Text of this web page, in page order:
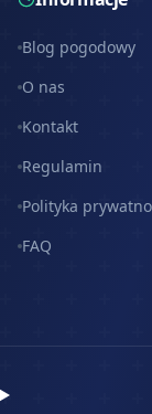
Blog pogodowy
O nas
Kontakt
Regulamin
Polityka
FAQ